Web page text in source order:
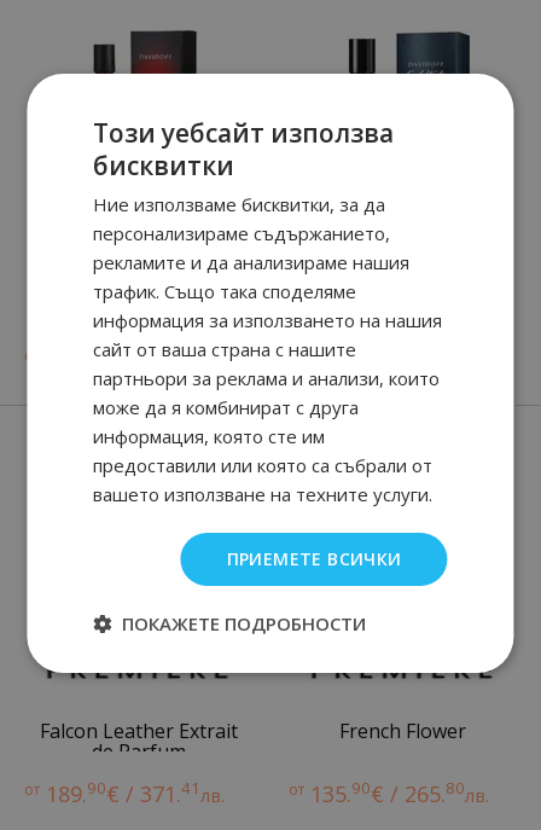
HOT WATER
от 90€ / 35. 01лв.
Cool Water Parfum
от 31. 90
Нови парфюми
Falcon Leather Extrait
de Parfum
от 189.90€ / 371.41лв.
French Flower
от 135.90€ / 265.80лв.
Този уебсайт използва
бисквитки
Ние използваме бисквитки, за да
персонализираме съдържанието,
рекламите и да анализираме нашия
трафик. Също така споделяме
информация за използването на нашия
сайт от ваша страна с нашите
партньори за реклама и анализи, които
може да я комбинират с друга
информация, която сте им
предоставили или която са събрали от
вашето използване на техните услуги.
ПРИЕМЕТЕ ВСИЧКИ
ПОКАЖЕТЕ ПОДРОБНОСТИ